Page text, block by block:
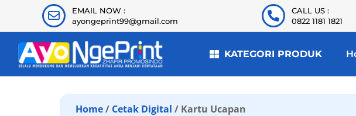
EMAIL NOW :
ayongeprint99@gmail.com
CALL US :
0822 1181 1821
KATEGORI PRODUK
Home/ Cetak Digital / Kartu Ucapan